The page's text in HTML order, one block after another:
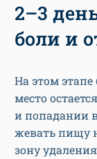
2–3
боли и
На этом этапе
место
и попадании
жевать пищу
зону